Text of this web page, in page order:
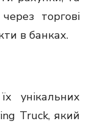
торгові
в банках.
унікальних
Truck, який